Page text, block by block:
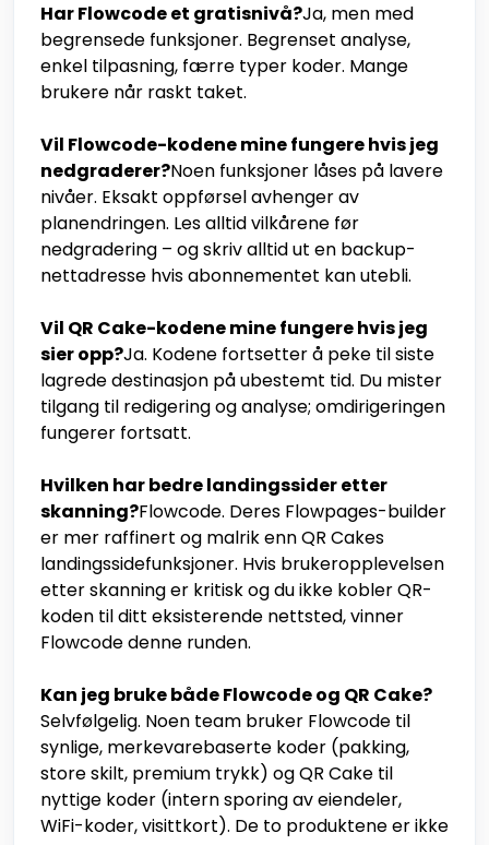
Har Flowcode et gratisnivå?Ja, men med
begrensede funksjoner. Begrenset analyse,
enkel tilpasning, færre typer koder. Mange
brukere når raskt taket.
Vil Flowcode-kodene mine fungere hvis jeg
nedgraderer?Noen funksjoner låses på lavere
nivåer. Eksakt oppførsel avhenger av
planendringen. Les alltid vilkårene før
nedgradering – og skriv alltid ut en backup-
nettadresse hvis abonnementet kan utebli.
Vil QR Cake-kodene mine fungere hvis jeg
sier opp?Ja. Kodene fortsetter å peke til siste
lagrede destinasjon på ubestemt tid. Du mister
tilgang til redigering og analyse; omdirigeringen
fungerer fortsatt.
Hvilken har bedre landingssider etter
skanning?Flowcode. Deres Flowpages-builder
er mer raffinert og malrik enn QR Cakes
landingssidefunksjoner. Hvis brukeropplevelsen
etter skanning er kritisk og du ikke kobler QR-
koden til ditt eksisterende nettsted, vinner
Flowcode denne runden.
Kan jeg bruke både Flowcode og QR Cake?
Selvfølgelig. Noen team bruker Flowcode til
synlige, merkevarebaserte koder (pakking,
store skilt, premium trykk) og QR Cake til
nyttige koder (intern sporing av eiendeler,
WiFi-koder, visittkort). De to produktene er ikke